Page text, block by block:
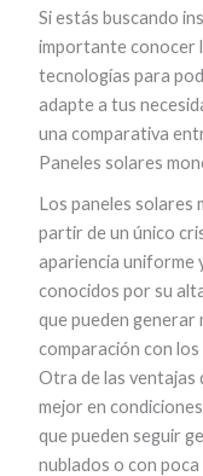
Si estás buscando
importante conocer
tecnologías para
adapte a tus
una comparativa
Paneles solares
Los paneles solares
partir de un único
apariencia uniforme
conocidos por su
que pueden generar
comparación con
Otra de las ventajas
mejor en
que pueden seguir
nublados o con poca